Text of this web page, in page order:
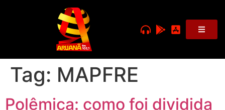
Tag: MAPFRE
Polêmica: como foi dividida